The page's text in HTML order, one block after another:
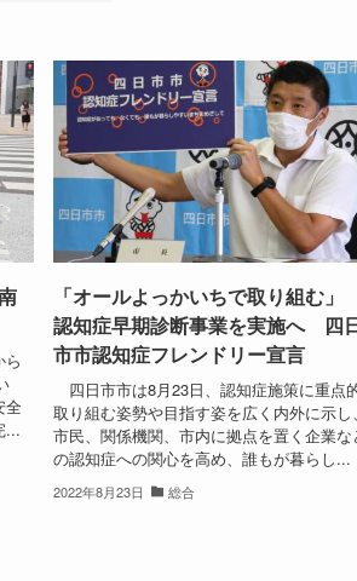
全
...
「オールよっかいちで取り組む
認知症早期診断事業を実施へ 四
市市認知症フレンドリー宣言
四日市市は8月23日、認知症施策に重点
取り組む姿勢や目指す姿を広く内外に示し
市民、関係機関、市内に拠点を置く企業な
の認知症への関心を高め、誰もが暮らし...
2022年8月23日 総合